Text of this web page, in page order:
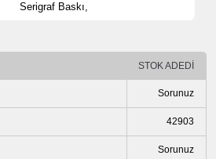
Serigraf Baskı,
STOK ADEDİ
Sorunuz
42903
Sorunuz